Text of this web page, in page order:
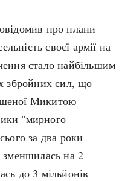
Нові статті
Популярні статті
Всі статті
Визначальні події
#Хештеги
Автори
про плани
своєї армії на
стало найбільшим
збройних сил, що
Микитою
"мирного
за два роки
зменшилась на 2
до 3 мільйонів